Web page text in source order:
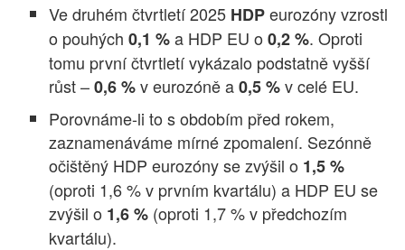
Ve druhém čtvrtletí 2025 HDPeurozóny vzrostl
o pouhých 0,1 %a HDP EU o 0,2 %. Oproti
tomu první čtvrtletí vykázalo podstatně vyšší
růst –0,6 %v eurozóně a0,5 %v celé EU.
Porovnáme-li to s obdobím před rokem,
zaznamenáváme mírné zpomalení. Sezónně
očištěný HDP eurozóny se zvýšil o 1,5 %
(oproti 1,6 % v prvním kvartálu) a HDP EU se
zvýšil o 1,6 %(oproti 1,7 % v předchozím
kvartálu).